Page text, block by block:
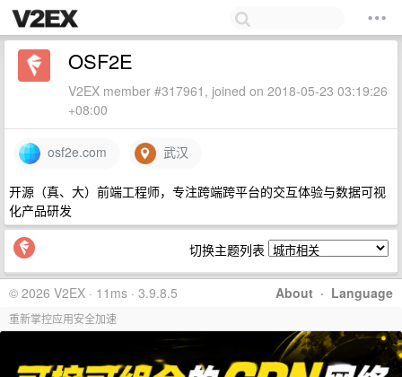
OSF2E
V2EX member #317961, joined on 2018-05-23 03:19:26
+08:00
osf2e.com 武汉
开源（真、大）前端工程师，专注跨端跨平台的交互体验与数据可视
化产品研发
切换主题列表
About · Language
© 2026 V2EX · 11ms · 3.9.8.5
重新掌控应用安全加速